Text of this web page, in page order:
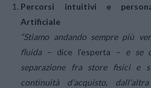
Percorsi intuitivi e
Artificiale
“Stiamo andando sempre più
fluida– dice l’esperta – e se
separazione fra store fisici e
continuità d’acquisto,